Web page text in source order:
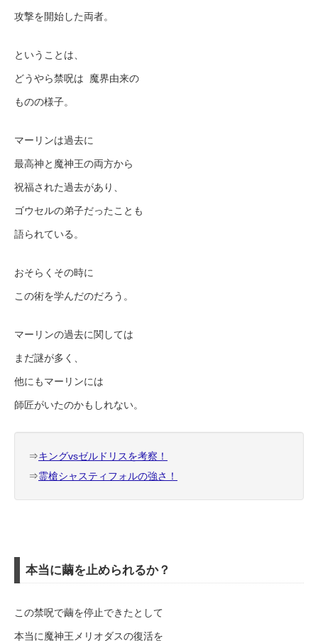
攻撃を開始した両者。
ということは、
どうやら禁呪は 魔界由来の
ものの様子。
マーリンは過去に
最高神と魔神王の両方から
祝福された過去があり、
ゴウセルの弟子だったことも
語られている。
おそらくその時に
この術を学んだのだろう。
マーリンの過去に関しては
まだ謎が多く、
他にもマーリンには
師匠がいたのかもしれない。
⇒キングvsゼルドリスを考察！
⇒霊槍シャスティフォルの強さ！
本当に繭を止められるか？
この禁呪で繭を停止できたとして
本当に魔神王メリオダスの復活を